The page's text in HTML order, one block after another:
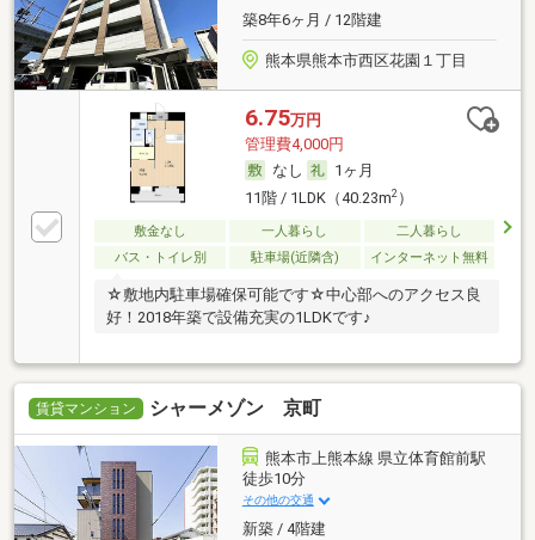
築8年6ヶ月 / 12階建
熊本県熊本市西区花園１丁目
6.75万円
管理費4,000円
なし
1ヶ月
11階 / 1LDK（40.23m2）
敷金なし 一人暮らし
二人暮らし
バス・トイレ別
駐車場(近隣含) インターネット無料
☆敷地内駐車場確保可能です☆中心部へのアクセス良
好！2018年築で設備充実の1LDKです♪
賃貸マンション シャーメゾン 京町
熊本市上熊本線 県立体育館前駅
徒歩10分
その他の交通
新築 / 4階建